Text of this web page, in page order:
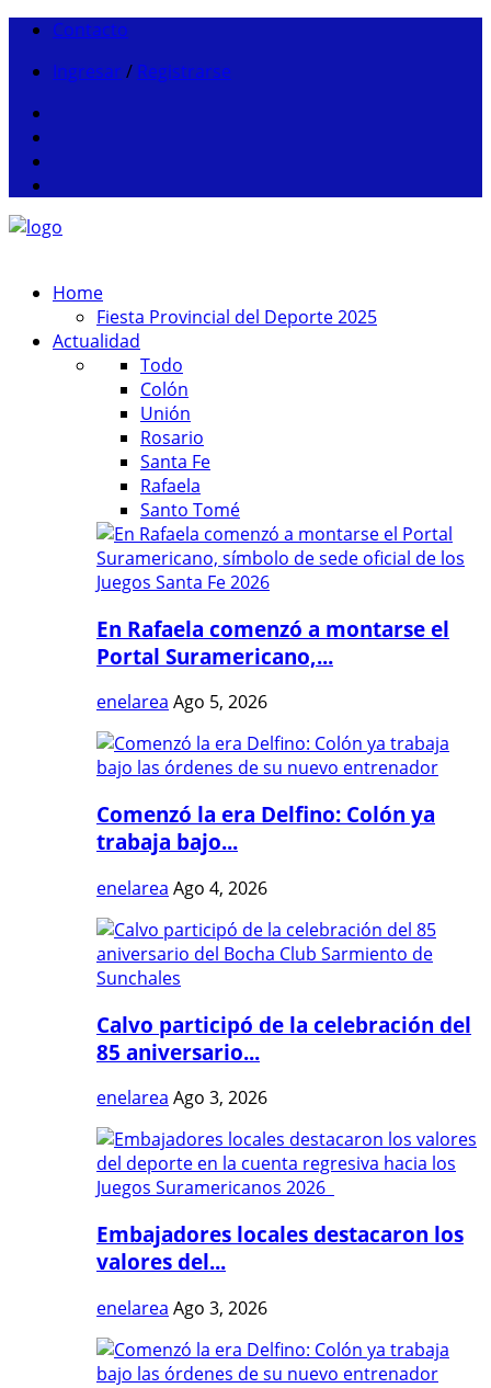
Contacto
Ingresar / Registrarse
Home
Fiesta Provincial del Deporte 2025
Actualidad
Todo
Colón
Unión
Rosario
Santa Fe
Rafaela
Santo Tomé
En Rafaela comenzó a montarse el
Portal Suramericano,...
enelarea Ago 5, 2026
Comenzó la era Delfino: Colón ya
trabaja bajo...
enelarea Ago 4, 2026
Calvo participó de la celebración del
85 aniversario...
enelarea Ago 3, 2026
Embajadores locales destacaron los
valores del...
enelarea Ago 3, 2026